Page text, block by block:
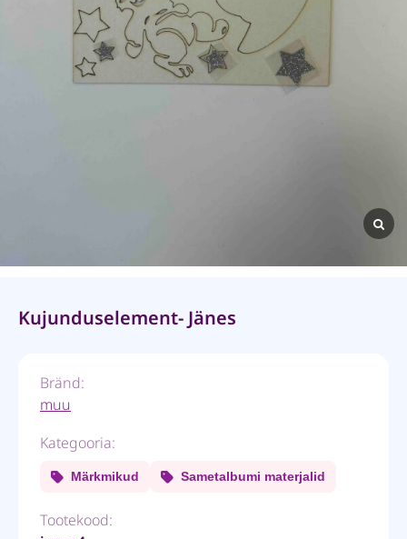
Kujunduselement- Jänes
Bränd:
muu
Kategooria:
Märkmikud Sametalbumi materjalid
Tootekood: